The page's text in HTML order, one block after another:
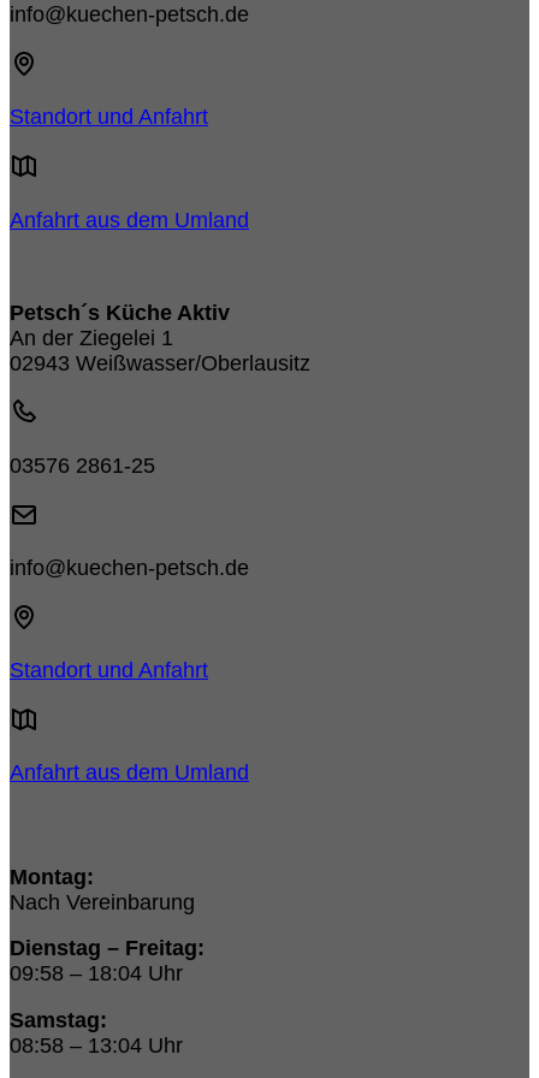
info@kuechen-petsch.de
Standort und Anfahrt
Anfahrt aus dem Umland
Petsch´s Küche Aktiv
An der Ziegelei 1
02943 Weißwasser/Oberlausitz
03576 2861-25
info@kuechen-petsch.de
Standort und Anfahrt
Anfahrt aus dem Umland
Montag:
Nach Vereinbarung
Dienstag – Freitag:
09:58 – 18:04 Uhr
Samstag:
08:58 – 13:04 Uhr